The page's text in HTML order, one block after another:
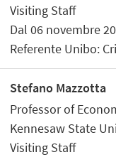
Visiting Staff
Dal 06 novembre
Referente Unibo:
Stefano Mazzotta
Professor of
Kennesaw State
Visiting Staff